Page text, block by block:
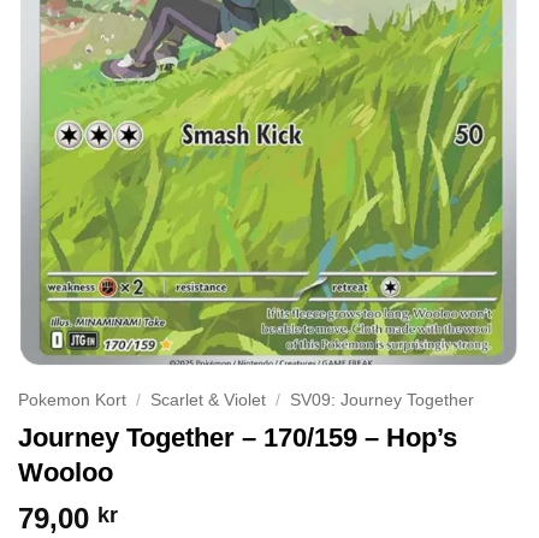
Pokemon Kort / Scarlet & Violet / SV09: Journey Together
Journey Together – 170/159 – Hop’s
Wooloo
79,00 kr